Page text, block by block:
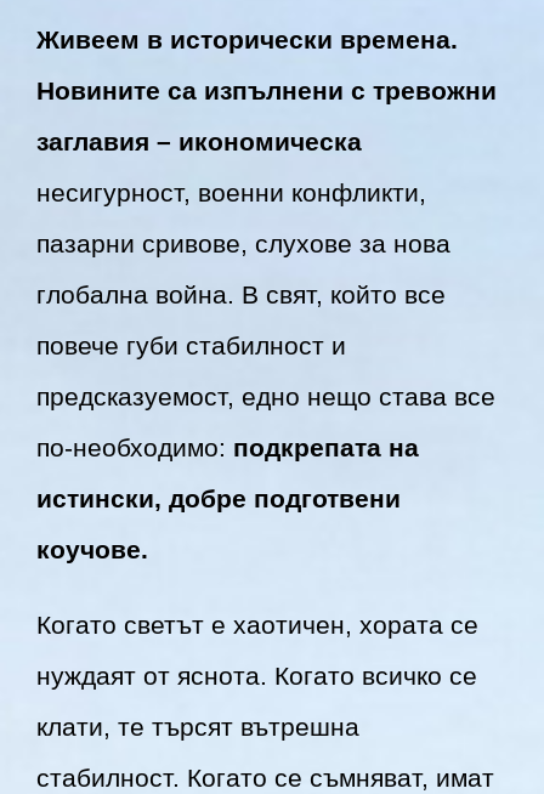
Живеем в исторически времена.
Новините са изпълнени с тревожни
заглавия – икономическа
несигурност, военни конфликти,
пазарни сривове, слухове за нова
глобална война. В свят, който все
повече губи стабилност и
предсказуемост, едно нещо става все
по-необходимо: подкрепата на
истински, добре подготвени
коучове.
Когато светът е хаотичен, хората се
нуждаят от яснота. Когато всичко се
клати, те търсят вътрешна
стабилност. Когато се съмняват, имат